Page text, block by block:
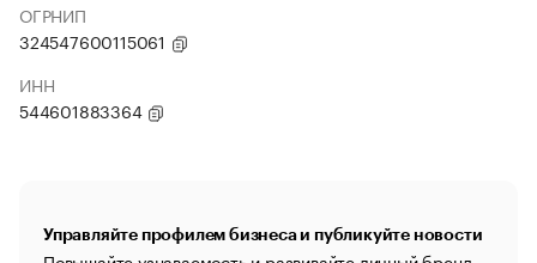
ОГРНИП
324547600115061
ИНН
544601883364
Управляйте профилем бизнеса и публикуйте новости